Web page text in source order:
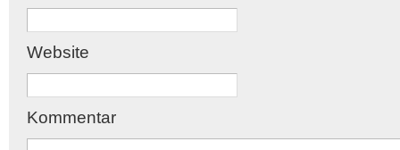
Website
Kommentar